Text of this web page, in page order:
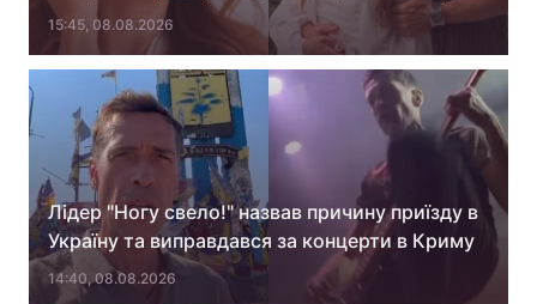
15:45, 08.08.2026
Лідер "Ногу свело!" назвав причину приїзду в
Україну та виправдався за концерти в Криму
14:40, 08.08.2026